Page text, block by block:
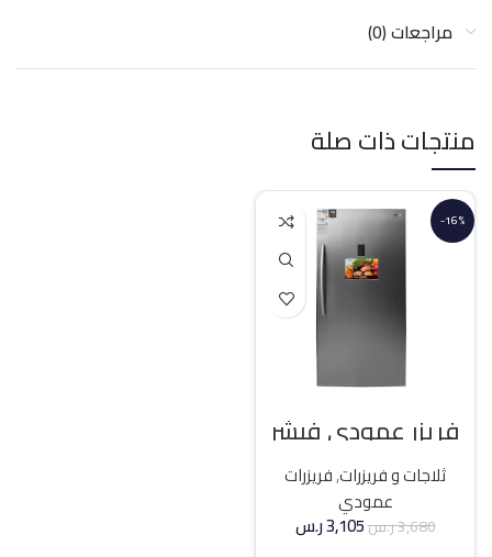
مراجعات (0)
منتجات ذات صلة
-16%
فريزر عمودي فيشر
21 قدم انفرتر – فضي
ثلاجات و فريزرات,فريزرات
عمودي
3,680ر.س3,105ر.س